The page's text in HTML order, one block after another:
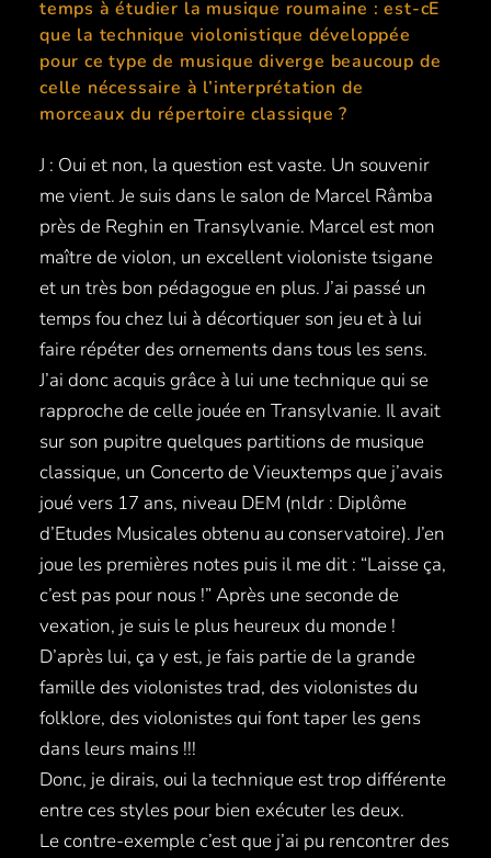
temps à étudier la musique roumaine : est-cE
que la technique violonistique développée
pour ce type de musique diverge beaucoup de
celle nécessaire à l’interprétation de
morceaux du répertoire classique ?
J : Oui et non, la question est vaste. Un souvenir
me vient. Je suis dans le salon de Marcel Râmba
près de Reghin en Transylvanie. Marcel est mon
maître de violon, un excellent violoniste tsigane
et un très bon pédagogue en plus. J’ai passé un
temps fou chez lui à décortiquer son jeu et à lui
faire répéter des ornements dans tous les sens.
J’ai donc acquis grâce à lui une technique qui se
rapproche de celle jouée en Transylvanie. Il avait
sur son pupitre quelques partitions de musique
classique, un Concerto de Vieuxtemps que j’avais
joué vers 17 ans, niveau DEM (nldr : Diplôme
d’Etudes Musicales obtenu au conservatoire). J’en
joue les premières notes puis il me dit : “Laisse ça,
c’est pas pour nous !” Après une seconde de
vexation, je suis le plus heureux du monde !
D’après lui, ça y est, je fais partie de la grande
famille des violonistes trad, des violonistes du
folklore, des violonistes qui font taper les gens
dans leurs mains !!!
Donc, je dirais, oui la technique est trop différente
entre ces styles pour bien exécuter les deux.
Le contre-exemple c’est que j’ai pu rencontrer des